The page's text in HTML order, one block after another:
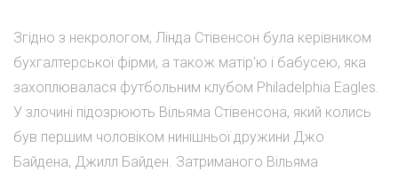
Згідно з некрологом, Лінда Стівенсон була керівником
бухгалтерської фірми, а також матір'ю і бабусею, яка
захоплювалася футбольним клубом Philadelphia Eagles.
У злочині підозрюють Вільяма Стівенсона, який колись
був першим чоловіком нинішньої дружини Джо
Байдена, Джилл Байден. Затриманого Вільяма